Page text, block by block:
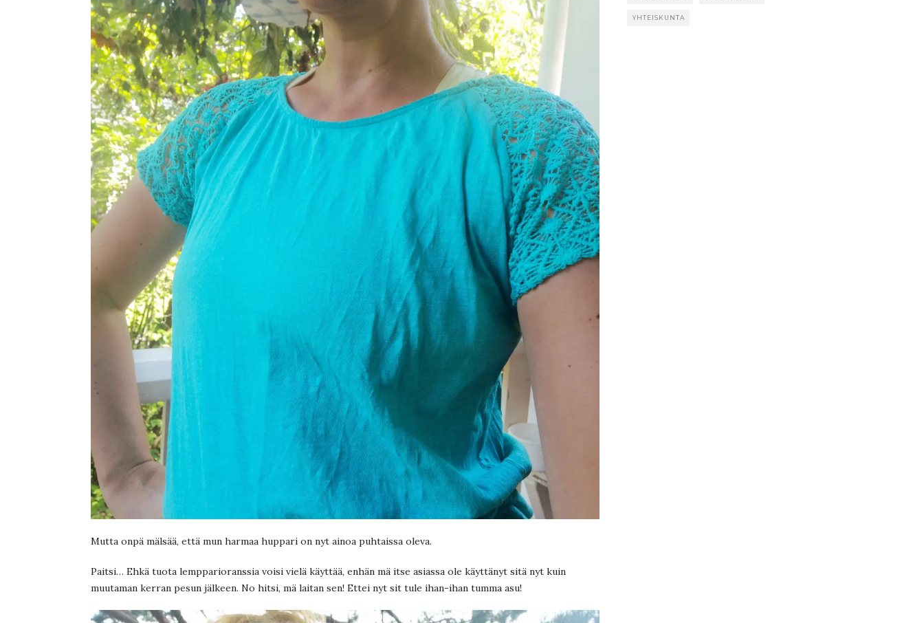
Mutta onpä mälsää, että mun harmaa huppari on nyt ainoa puhtaissa oleva.
Paitsi… Ehkä tuota lempparioranssia voisi vielä käyttää, enhän mä itse asiassa ole käyttänyt sitä nyt kuin
muutaman kerran pesun jälkeen. No hitsi, mä laitan sen! Ettei nyt sit tule ihan-ihan tumma asu!
YHTEISKUNTA